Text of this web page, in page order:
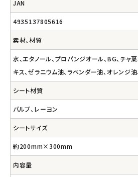
JAN
4935137805616
素材、材質
水、エタノール、プロパンジオール、BG、チャ
キス、ゼラニウム油、ラベンダー油、オレンジ油
シート材質
パルプ、レーヨン
シートサイズ
約200mm×300mm
内容量